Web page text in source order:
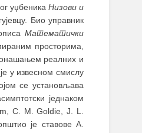
уџбеника Низови и
Био управник
Математички
просторима,
реалних и
у извесном смислу
се установљава
једнаком
C. M. Goldie, J. L.
је ставове A.